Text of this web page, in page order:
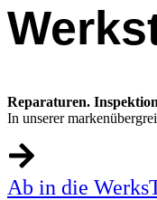
Reparaturen.
In unserer
Ab in die